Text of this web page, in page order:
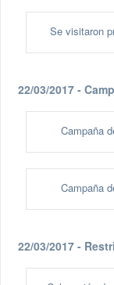
Se visitaron
22/03/2017 -
Campaña
Campaña
22/03/2017 -